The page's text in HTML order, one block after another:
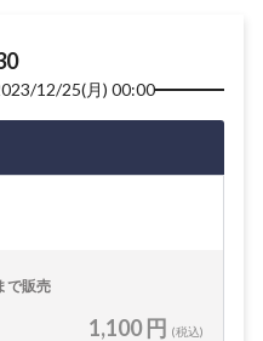
12/25(月) 00:00
で販売
1,100 円 (税込)